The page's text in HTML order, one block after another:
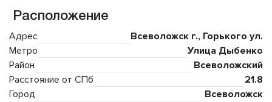
Расположение
Адрес
Всеволожск г., Горького ул.
Метро
Улица Дыбенко
Район
Всеволожский
Расстояние от СПб
21.8
Город
Всеволожск